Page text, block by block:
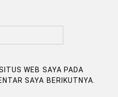
WEB SAYA PADA
SAYA BERIKUTNYA.